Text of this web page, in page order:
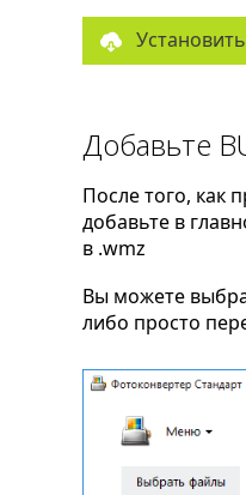
Добавьте
После того, как
добавьте в
в .wmz
Вы можете
либо просто